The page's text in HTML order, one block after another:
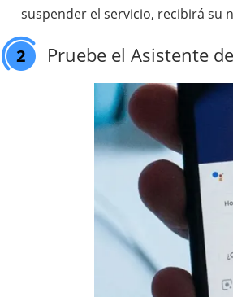
suspender el servicio, recibirá su
2 Pruebe el Asistente